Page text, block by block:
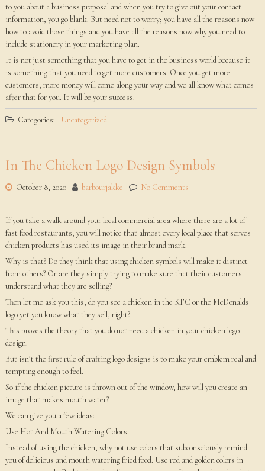
to you about a business proposal and when you try to give out your contact
information, you go blank. But need not to worry; you have all the reasons now
how to avoid those things and you have all the reasons now why you need to
include stationery in your marketing plan.
It is not just something that you have to get in the business world because it
is something that you need to get more customers. Once you get more
customers, more money will come along your way and we all know what comes
after that for you. It will be your success.
Categories: Uncategorized
In The Chicken Logo Design Symbols
October 8, 2020 barbourjakke No Comments
If you take a walk around your local commercial area where there are a lot of
fast food restaurants, you will notice that almost every local place that serves
chicken products has used its image in their brand mark.
Why is that? Do they think that using chicken symbols will make it distinct
from others? Or are they simply trying to make sure that their customers
understand what they are selling?
Then let me ask you this, do you see a chicken in the KFC or the McDonalds
logo yet you know what they sell, right?
This proves the theory that you do not need a chicken in your chicken logo
design.
But isn’t the first rule of crafting logo designs is to make your emblem real and
tempting enough to feel.
So if the chicken picture is thrown out of the window, how will you create an
image that makes mouth water?
We can give you a few ideas:
Use Hot And Mouth Watering Colors:
Instead of using the chicken, why not use colors that subconsciously remind
you of delicious and mouth watering fried food. Use red and golden colors in